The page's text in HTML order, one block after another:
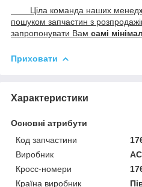
Ціла команда наших
пошуком запчастин з
запропонувати Вам самі
Приховати
Характеристики
Основні атрибути
Код запчастини
Виробник
Кросс-номери
Країна виробник